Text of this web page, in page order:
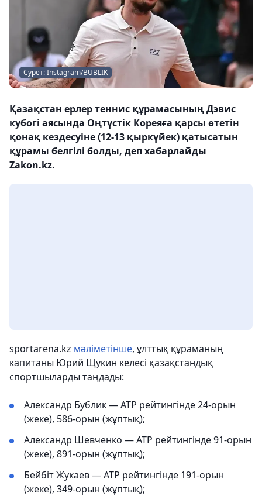
Сурет: Instagram/BUBLIK
Қазақстан ерлер теннис құрамасының Дэвис
кубогі аясында Оңтүстік Кореяға қарсы өтетін
қонақ кездесуіне (12-13 қыркүйек) қатысатын
құрамы белгілі болды, деп хабарлайды
Zakon.kz.
sportarena.kz мәліметінше, ұлттық құраманың
капитаны Юрий Щукин келесі қазақстандық
спортшыларды таңдады:
Александр Бублик — ATP рейтингінде 24-орын
(жеке), 586-орын (жұптық);
Александр Шевченко — ATP рейтингінде 91-орын
(жеке), 891-орын (жұптық);
Бейбіт Жукаев — ATP рейтингінде 191-орын
(жеке), 349-орын (жұптық);